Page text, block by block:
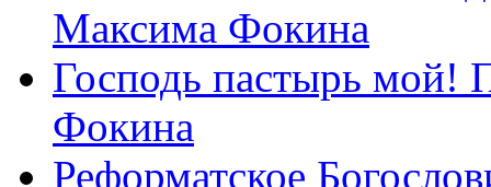
Максима Фокина
Господь пастырь мой!
Фокина
Реформатское